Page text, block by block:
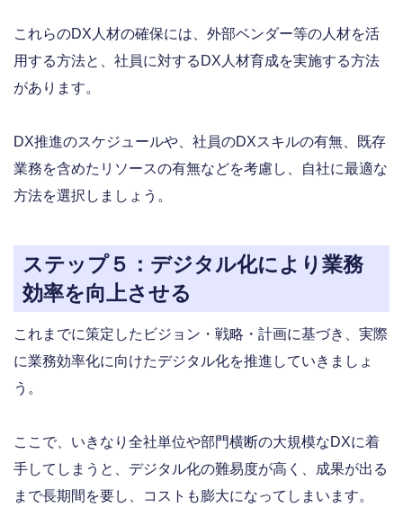
これらのDX人材の確保には、外部ベンダー等の人材を活
用する方法と、社員に対するDX人材育成を実施する方法
があります。
DX推進のスケジュールや、社員のDXスキルの有無、既存
業務を含めたリソースの有無などを考慮し、自社に最適な
方法を選択しましょう。
ステップ５：デジタル化により業務
効率を向上させる
これまでに策定したビジョン・戦略・計画に基づき、実際
に業務効率化に向けたデジタル化を推進していきましょ
う。
ここで、いきなり全社単位や部門横断の大規模なDXに着
手してしまうと、デジタル化の難易度が高く、成果が出る
まで長期間を要し、コストも膨大になってしまいます。